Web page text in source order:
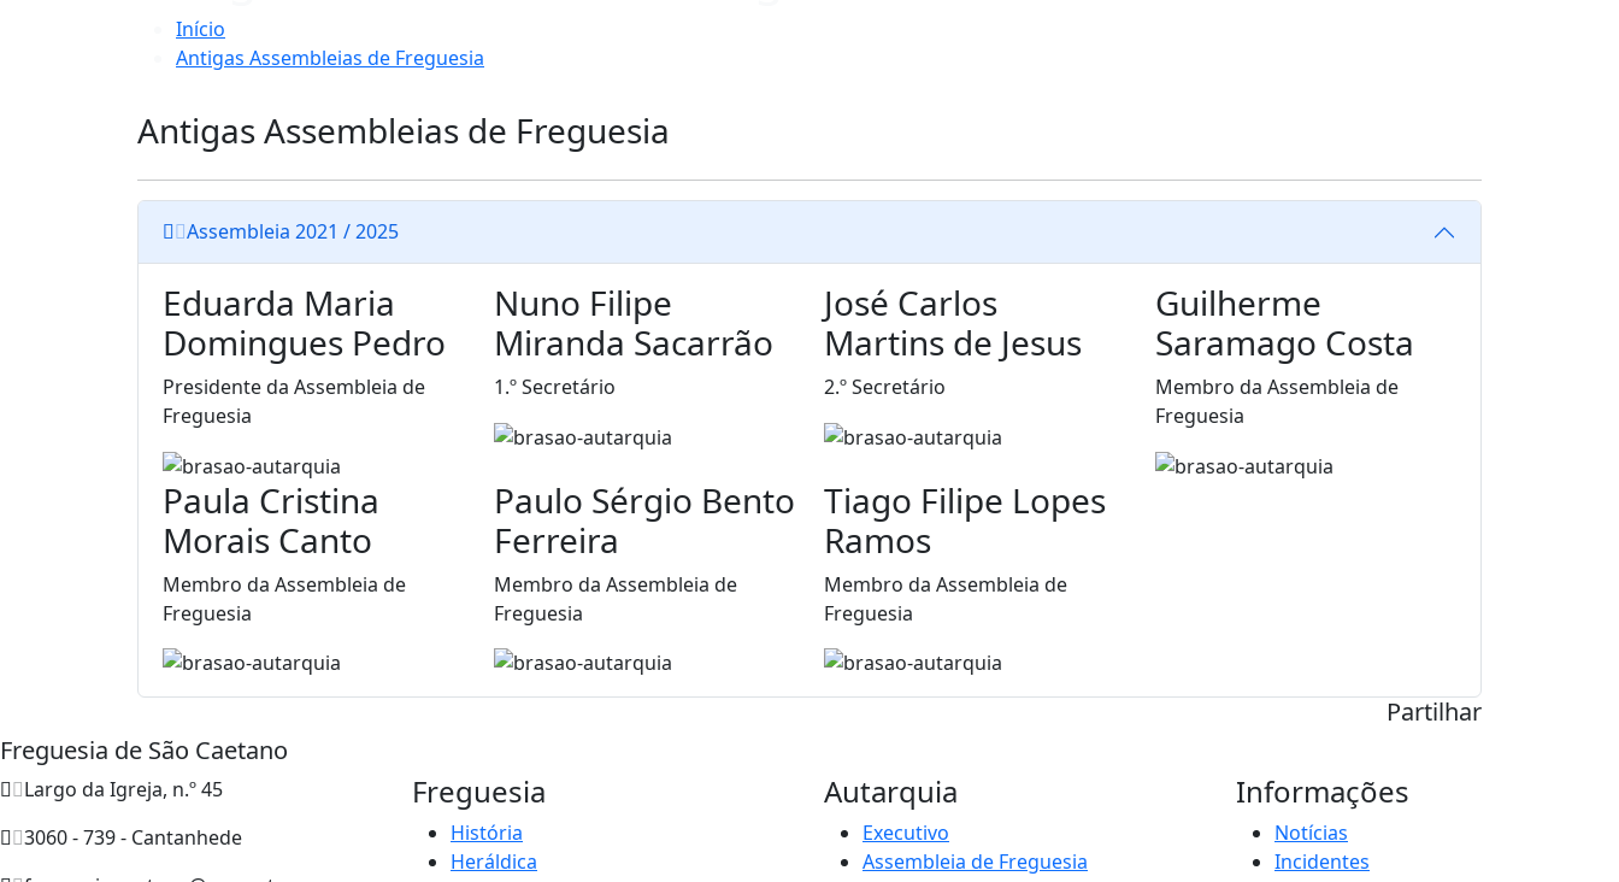
Início
Antigas Assembleias de Freguesia
Antigas Assembleias de Freguesia
Assembleia 2021 / 2025
Eduarda Maria
Domingues Pedro
Presidente da Assembleia de
Freguesia
Nuno Filipe
Miranda Sacarrão
1.º Secretário
José Carlos
Martins de Jesus
2.º Secretário
Guilherme
Saramago Costa
Membro da Assembleia de
Freguesia
Paula Cristina
Morais Canto
Membro da Assembleia de
Freguesia
Paulo Sérgio Bento
Ferreira
Membro da Assembleia de
Freguesia
Tiago Filipe Lopes
Ramos
Membro da Assembleia de
Freguesia
Partilhar
Freguesia de São Caetano
Largo da Igreja, n.º 45
3060 - 739 - Cantanhede
Freguesia
História
Heráldica
Autarquia
Executivo
Assembleia de Freguesia
Informações
Notícias
Incidentes